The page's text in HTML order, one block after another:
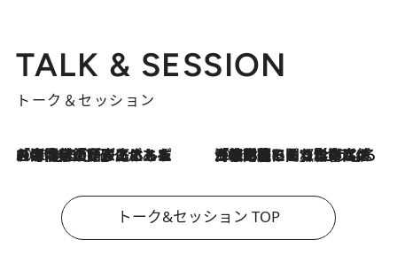
TALK & SESSION
トーク＆セッション
2026.8.3
「今後値上げがあるとすれば…」「リスクがあるのは今年の冬」エネルギー専門家が語る、ホルムズ海峡封鎖が家庭にもたらす“ある心配” 2026.8.3
「住宅建てられない…」「サーチャージ料の高値が続いている」ホルムズ海峡封鎖による影響はいつまで続く？《エネルギー専門家に聞く“どうなる日本の暮らし”》
トーク&セッション TOP